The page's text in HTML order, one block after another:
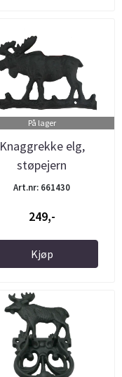
På lager
Knaggrekke elg,
støpejern
Art.nr: 661430
249,-
Kjøp